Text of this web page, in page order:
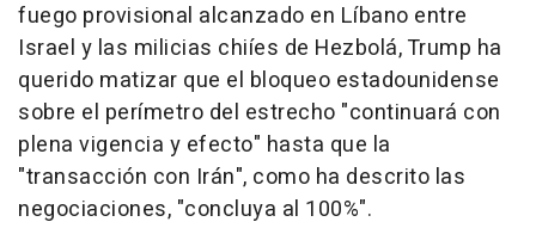
fuego provisional alcanzado en Líbano entre
Israel y las milicias chiíes de Hezbolá, Trump ha
querido matizar que el bloqueo estadounidense
sobre el perímetro del estrecho "continuará con
plena vigencia y efecto" hasta que la
"transacción con Irán", como ha descrito las
negociaciones, "concluya al 100%".